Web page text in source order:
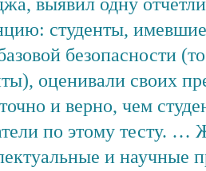
студенты,
безопасности
оценивали своих
и верно, чем
по этому тесту. …
и научные